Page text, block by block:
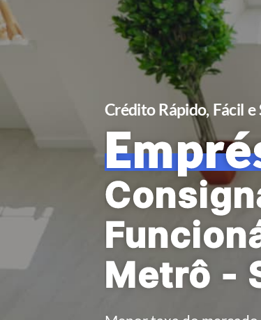
Crédito Rápido, Fácil e
Metrô -